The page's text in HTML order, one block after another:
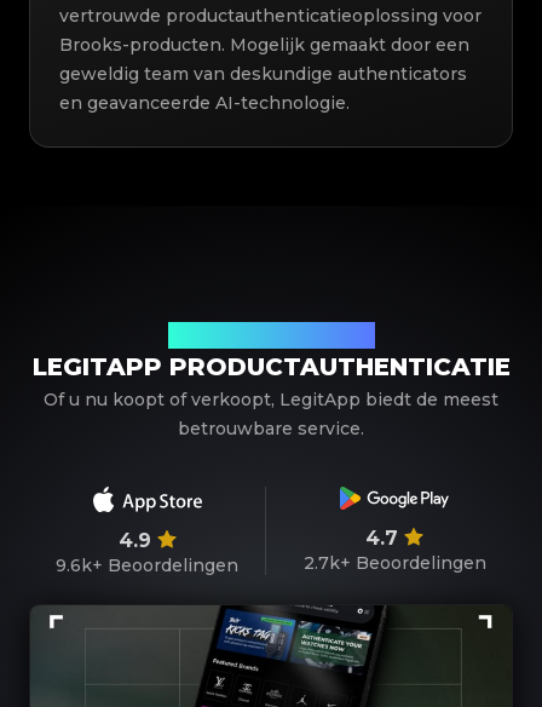
vertrouwde productauthenticatieoplossing voor
Brooks-producten. Mogelijk gemaakt door een
geweldig team van deskundige authenticators
en geavanceerde AI-technologie.
LEGITAPP PRODUCTAUTHENTICATIE
Of u nu koopt of verkoopt, LegitApp biedt de meest
betrouwbare service.
4.9
9.6k+ Beoordelingen
4.7
2.7k+ Beoordelingen